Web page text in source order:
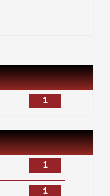
1
1
1